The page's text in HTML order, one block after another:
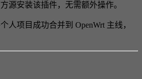
源安装该插件，无需额外操作。
人项目成功合并到 OpenWrt 主线，